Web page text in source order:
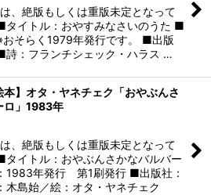
、絶版もしくは重版未定となって
タイトル：おやすみなさいのうた ■
おそらく1979年発行です。 ■出版
詩：フランチシェック・ハラス …
本】オタ・ヤネチェク「おやぶんさ
ロ」1983年
、絶版もしくは重版未定となって
タイトル：おやぶんさかなバルバー
1983年発行 第1刷発行 ■出版社：
島始／絵：オタ・ヤネチェク